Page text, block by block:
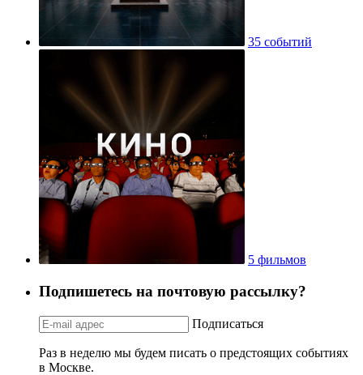
35 событий
5 фильмов
Подпишетесь на почтовую рассылку?
Подписаться
Раз в неделю мы будем писать о предстоящих событиях
в Москве.